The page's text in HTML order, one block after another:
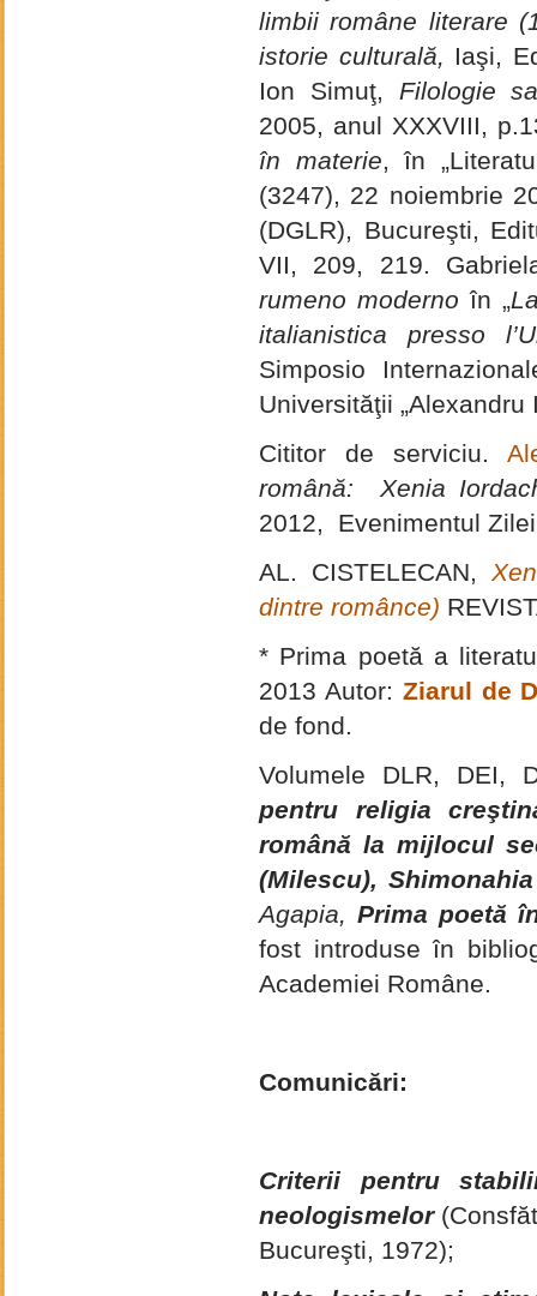
limbii române literare
istorie culturală, Iaşi,
Ion Simuţ, Filologie
2005, anul XXXVIII,
în materie, în
(3247), 22 noiembrie
(DGLR), Bucureşti,
VII, 209, 219.
rumeno modernoîn „
italianistica presso
Simposio
Universităţii
Cititor de serviciu.
română:
Xenia
2012, Evenimentul
AL. CISTELECAN,
dintre românce)
* Prima poetă a
2013 Autor: Ziarul de
de fond.
Volumele DLR, DEI,
pentru religia
română la mijlocul
(Milescu),
Agapia, Prima poetă
fost introduse în
Academiei Române.
Comunicări:
Criterii pentru
neologismelor
Bucureşti, 1972);